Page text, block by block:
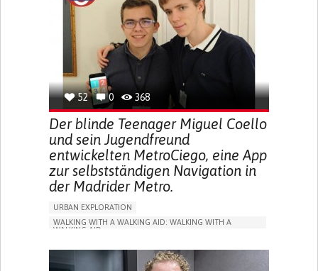
52 0 368
Der blinde Teenager Miguel Coello
und sein Jugendfreund
entwickelten MetroCiego, eine App
zur selbstständigen Navigation in
der Madrider Metro.
URBAN EXPLORATION
WALKING WITH A WALKING AID: WALKING WITH A
WALKING AID
APP (INCLUDING WHEN CONNECTED WITH WEARABLE)